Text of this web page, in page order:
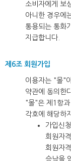
소비자에게 보
아니한 경우에
통용되는 통화
지급합니다.
제6조 회원가입
이용자는 "몰"
약관에 동의한
"몰"은 제1항
각호에 해당하
가입신
회원자
회원자
승낙을